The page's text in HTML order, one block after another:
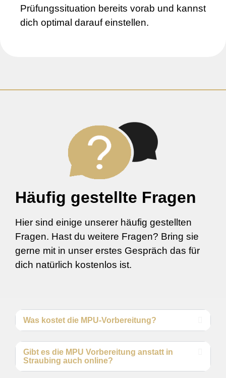
Prüfungssituation bereits vorab und kannst
dich optimal darauf einstellen.
Häufig gestellte Fragen
Hier sind einige unserer häufig gestellten
Fragen. Hast du weitere Fragen? Bring sie
gerne mit in unser erstes Gespräch das für
dich natürlich kostenlos ist.
Was kostet die MPU-Vorbereitung?
Gibt es die MPU Vorbereitung anstatt in
Straubing auch online?